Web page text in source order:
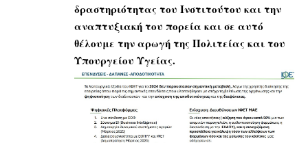
δραστηριότητας του Ινστιτούτου και την
αναπτυξιακή του πορεία και σε αυτό
θέλουμε την αρωγή της Πολιτείας και του
Υπουργείου Υγείας.